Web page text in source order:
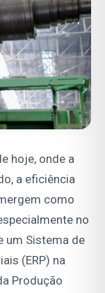
hoje, onde a
a eficiência
como
no
um Sistema de
(ERP) na
Produção